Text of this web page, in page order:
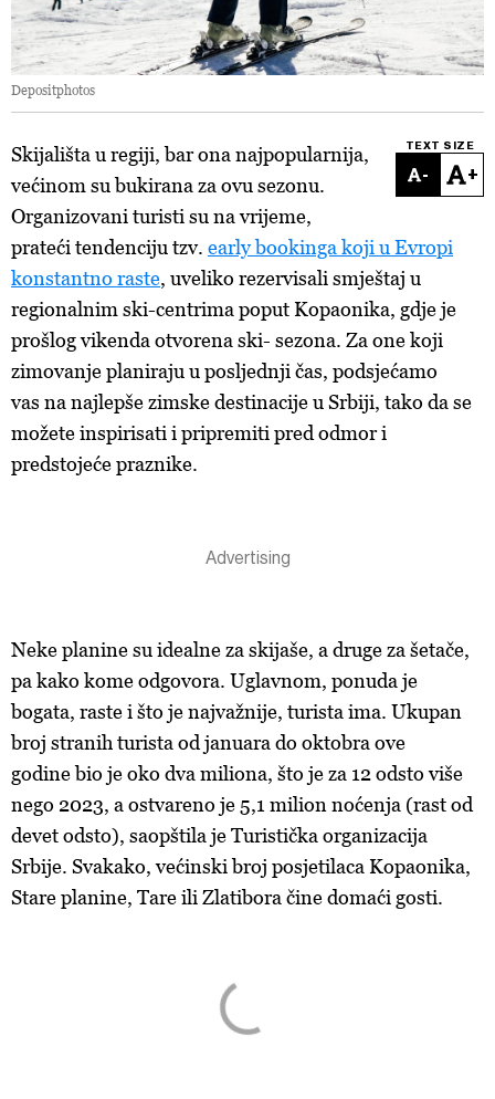
Depositphotos
TEXT SIZE
- +
Skijališta u regiji, bar ona najpopularnija,
većinom su bukirana za ovu sezonu.
Organizovani turisti su na vrijeme,
prateći tendenciju tzv. early bookinga koji u Evropi
konstantno raste, uveliko rezervisali smještaj u
regionalnim ski-centrima poput Kopaonika, gdje je
prošlog vikenda otvorena ski- sezona. Za one koji
zimovanje planiraju u posljednji čas, podsjećamo
vas na najlepše zimske destinacije u Srbiji, tako da se
možete inspirisati i pripremiti pred odmor i
predstojeće praznike.
Neke planine su idealne za skijaše, a druge za šetače,
pa kako kome odgovora. Uglavnom, ponuda je
bogata, raste i što je najvažnije, turista ima. Ukupan
broj stranih turista od januara do oktobra ove
godinebio je oko dva miliona, što je za 12 odsto više
nego 2023, a ostvareno je 5,1 milion noćenja (rast od
devet odsto), saopštila je Turistička organizacija
Srbije. Svakako, većinski broj posjetilaca Kopaonika,
Stare planine, Tare ili Zlatibora čine domaći gosti.